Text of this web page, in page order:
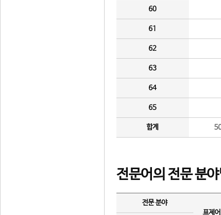
60
61
62
63
64
65
합계
전문어의 전문 분
전문 분야
표제